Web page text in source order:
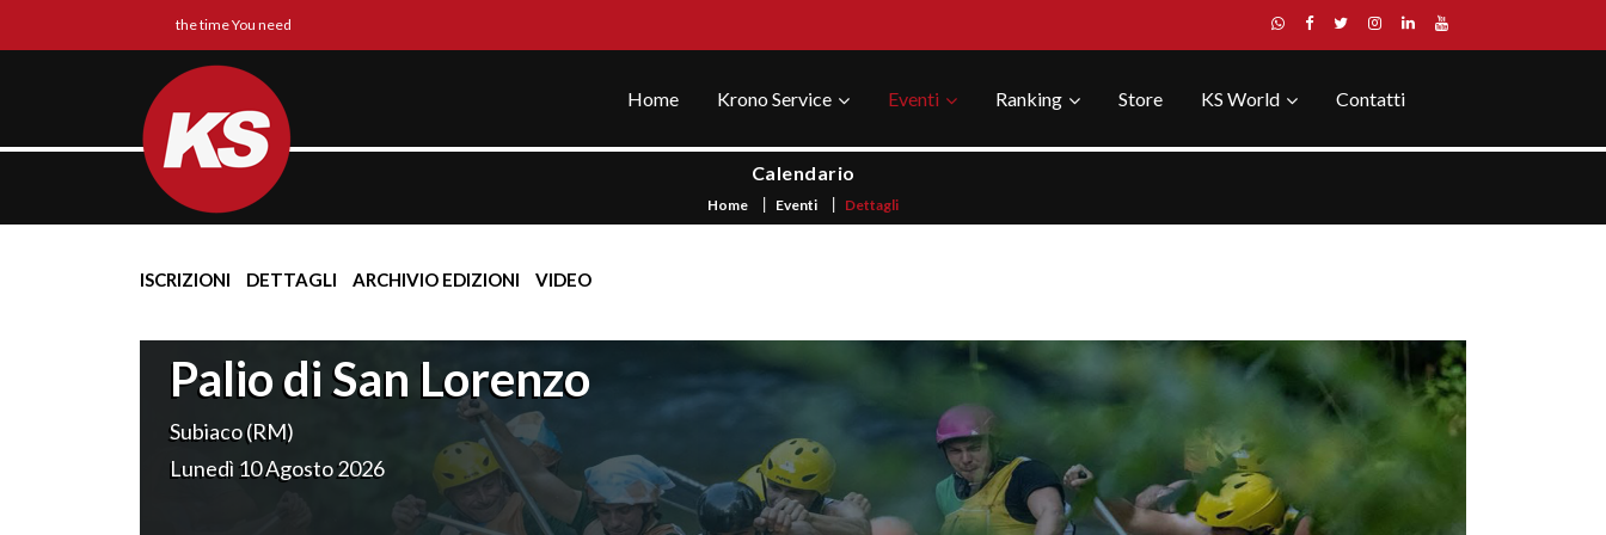
the time You need
Home Krono Service Eventi Ranking Store KS World Contatti
Calendario
Home Eventi Dettagli
ISCRIZIONI DETTAGLI ARCHIVIO EDIZIONI VIDEO
Palio di San Lorenzo
Subiaco (RM)
Lunedì 10 Agosto 2026